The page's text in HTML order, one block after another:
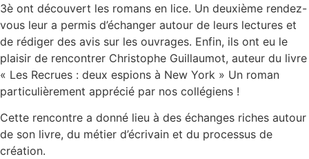
3è ont découvert les romans en lice. Un deuxième rendez-
vous leur a permis d’échanger autour de leurs lectures et
de rédiger des avis sur les ouvrages. Enfin, ils ont eu le
plaisir de rencontrer Christophe Guillaumot, auteur du livre
« Les Recrues : deux espions à New York » Un roman
particulièrement apprécié par nos collégiens !
Cette rencontre a donné lieu à des échanges riches autour
de son livre, du métier d’écrivain et du processus de
création.